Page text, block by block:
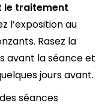
le traitement
l’exposition au
Rasez la
avant la séance et
jours avant.
séances